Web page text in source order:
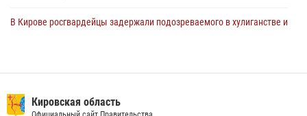
В Кирове росгвардейцы задержали подозреваемого в хулиганстве и
вневедомственную охрану и поступления в ведомственные вузы
Кировская область